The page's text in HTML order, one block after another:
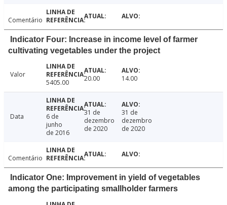
Comentário
Indicator Four: Increase in income level of farmer
cultivating vegetables under the project
Valor
5405.00
20.00 14.00
Data
6 de
junho
de 2016
31 de
dezembro
de 2020
31 de
dezembro
de 2020
Comentário
Indicator One: Improvement in yield of vegetables
among the participating smallholder farmers